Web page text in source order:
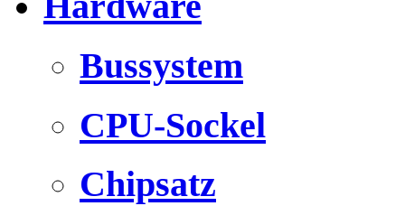
Bussystem
CPU-Sockel
Chipsatz